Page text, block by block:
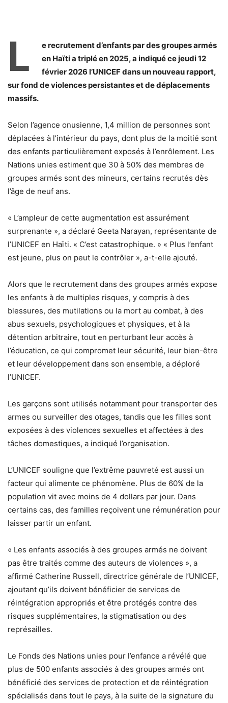
L
e recrutement d’enfants par des groupes armés
en Haïti a triplé en 2025, a indiqué ce jeudi 12
février 2026 l’UNICEF dans un nouveau rapport,
sur fond de violences persistantes et de déplacements
massifs.
Selon l’agence onusienne, 1,4 million de personnes sont
déplacées à l’intérieur du pays, dont plus de la moitié sont
des enfants particulièrement exposés à l’enrôlement. Les
Nations unies estiment que 30 à 50% des membres de
groupes armés sont des mineurs, certains recrutés dès
l’âge de neuf ans.
« L’ampleur de cette augmentation est assurément
surprenante », a déclaré Geeta Narayan, représentante de
l’UNICEF en Haïti. « C’est catastrophique. » « Plus l’enfant
est jeune, plus on peut le contrôler », a-t-elle ajouté.
Alors que le recrutement dans des groupes armés expose
les enfants à de multiples risques, y compris à des
blessures, des mutilations ou la mort au combat, à des
abus sexuels, psychologiques et physiques, et à la
détention arbitraire, tout en perturbant leur accès à
l’éducation, ce qui compromet leur sécurité, leur bien-être
et leur développement dans son ensemble, a déploré
l’UNICEF.
Les garçons sont utilisés notamment pour transporter des
armes ou surveiller des otages, tandis que les filles sont
exposées à des violences sexuelles et affectées à des
tâches domestiques, a indiqué l’organisation.
L’UNICEF souligne que l’extrême pauvreté est aussi un
facteur qui alimente ce phénomène. Plus de 60% de la
population vit avec moins de 4 dollars par jour. Dans
certains cas, des familles reçoivent une rémunération pour
laisser partir un enfant.
« Les enfants associés à des groupes armés ne doivent
pas être traités comme des auteurs de violences », a
affirmé Catherine Russell, directrice générale de l’UNICEF,
ajoutant qu’ils doivent bénéficier de services de
réintégration appropriés et être protégés contre des
risques supplémentaires, la stigmatisation ou des
représailles.
Le Fonds des Nations unies pour l’enfance a révélé que
plus de 500 enfants associés à des groupes armés ont
bénéficié des services de protection et de réintégration
spécialisés dans tout le pays, à la suite de la signature du